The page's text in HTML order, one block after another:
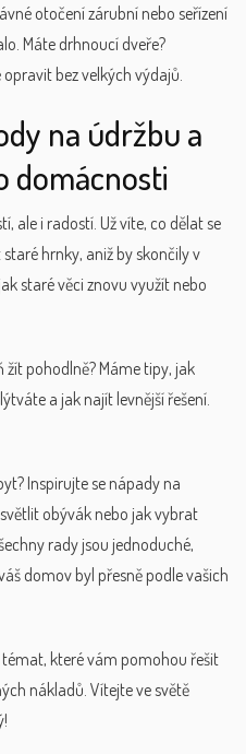
otočení zárubní nebo seřízení
Máte drhnoucí dveře?
bez velkých výdajů.
na údržbu a
domácnosti
ale i radostí. Už víte, co dělat se
hrnky, aniž by skončily v
staré věci znovu využít nebo
pohodlně? Máme tipy, jak
a jak najít levnější řešení.
Inspirujte se nápady na
obývák nebo jak vybrat
rady jsou jednoduché,
domov byl přesně podle vašich
které vám pomohou řešit
nákladů. Vítejte ve světě